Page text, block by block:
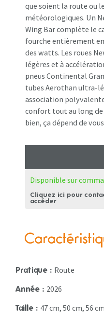
que soient la route ou
météorologiques. Un
Wing Bar complète le
fourche entièrement
des watts. Les roues
légères et à
pneus Continental
tubes Aerothan ultra-
association
confort tout au long de
bien, ça dépend de
Disponible sur
Cliquez ici pour
accéder
Pratique : Route
Année : 2026
Taille : 47 cm, 50 cm, 56